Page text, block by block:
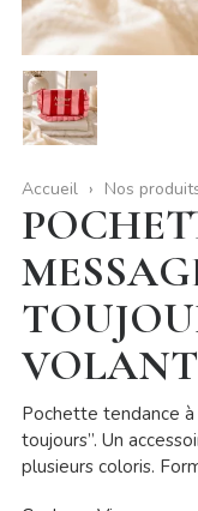
Accueil Nos
Pochette tendance
toujours”. Un
plusieurs coloris.